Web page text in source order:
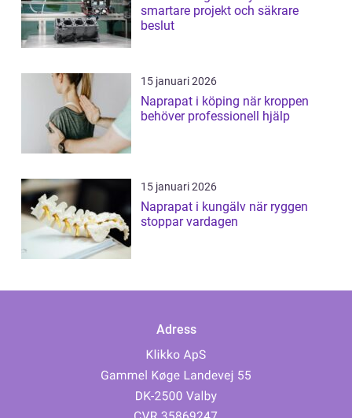
smartare projekt och säkrare
beslut
15 januari 2026
Naprapat i köping när kroppen
behöver professionell hjälp
15 januari 2026
Naprapat i kungälv när ryggen
stoppar vardagen
Adress